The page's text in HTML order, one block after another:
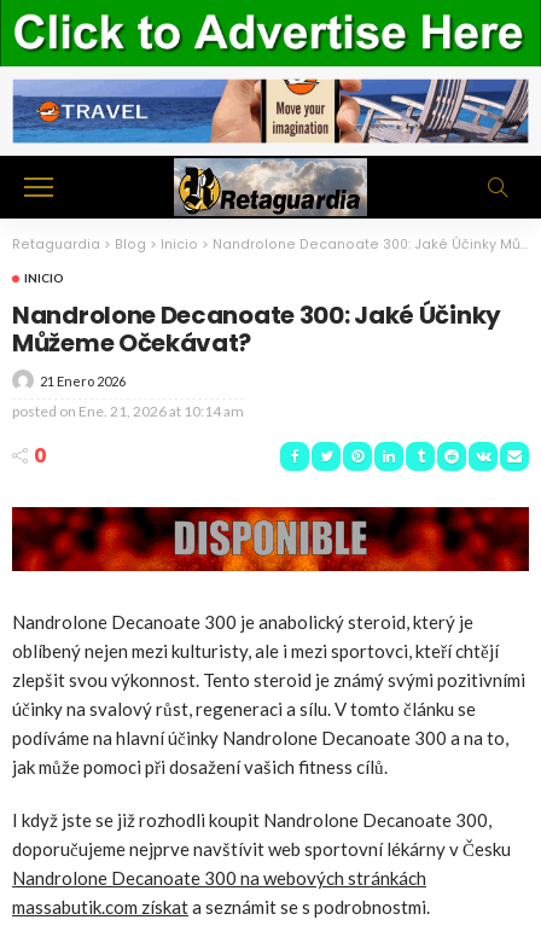
Retaguardia > Blog > Inicio > Nandrolone Decanoate 300: Jaké Účinky Můžeme Očekávat?
INICIO
Nandrolone Decanoate 300: Jaké Účinky
Můžeme Očekávat?
21 Enero 2026
posted on Ene. 21, 2026 at 10:14 am
0
Nandrolone Decanoate 300 je anabolický steroid, který je
oblíbený nejen mezi kulturisty, ale i mezi sportovci, kteří chtějí
zlepšit svou výkonnost. Tento steroid je známý svými pozitivními
účinky na svalový růst, regeneraci a sílu. V tomto článku se
podíváme na hlavní účinky Nandrolone Decanoate 300 a na to,
jak může pomoci při dosažení vašich fitness cílů.
I když jste se již rozhodli koupit Nandrolone Decanoate 300,
doporučujeme nejprve navštívit web sportovní lékárny v Česku
Nandrolone Decanoate 300 na webových stránkách
massabutik.com získata seznámit se s podrobnostmi.